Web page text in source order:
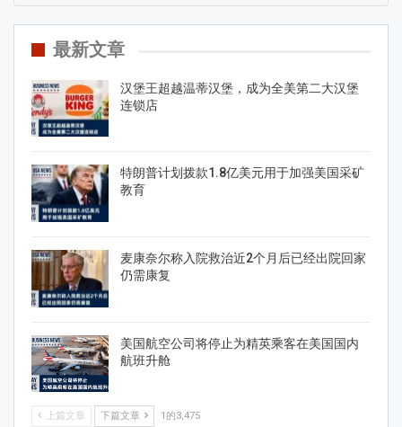
最新文章
汉堡王超越温蒂汉堡，成为全美第二大汉堡
连锁店
特朗普计划拨款1.8亿美元用于加强美国采矿
教育
麦康奈尔称入院救治近2个月后已经出院回家
仍需康复
美国航空公司将停止为精英乘客在美国国内
航班升舱
上篇文章 下篇文章 1的3,475